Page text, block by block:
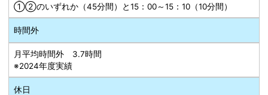
①②のいずれか（45分間）と15：00～15：10（10分間）
時間外
月平均時間外 3.7時間
※2024年度実績
休日